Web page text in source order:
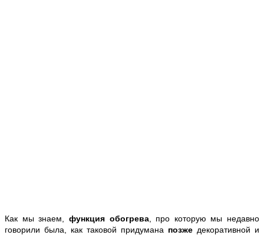
Как мы знаем, функция обогрева, про которую мы недавно
говорили была, как таковой придумана позже декоративной и